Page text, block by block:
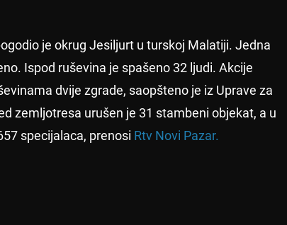
je okrug Jesiljurt u turskoj Malatiji. Jedna
Ispod ruševina je spašeno 32 ljudi. Akcije
dvije zgrade, saopšteno je iz Uprave za
zemljotresa urušen je 31 stambeni objekat, a u
specijalaca, prenosi Rtv Novi Pazar.